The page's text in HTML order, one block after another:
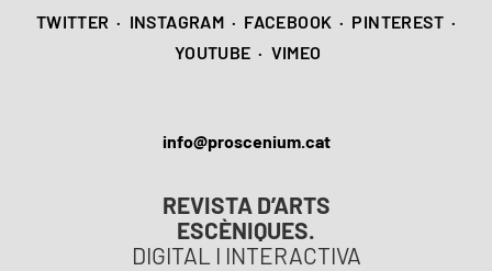
REVISTA D’ARTS
ESCÈNIQUES.
DIGITAL I INTERACTIVA
TWITTER · INSTAGRAM · FACEBOOK · PINTEREST ·
YOUTUBE · VIMEO
info@proscenium.cat